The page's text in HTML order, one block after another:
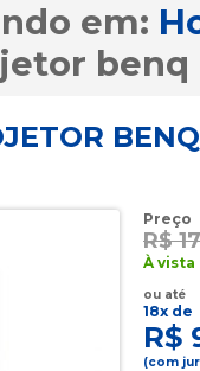
benq
Preço
R$
À
ou até
18x de
R$
(com